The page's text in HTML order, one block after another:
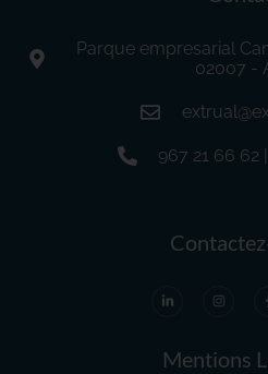
Parque empresarial
02007 -
967 21 66 62
Mentions